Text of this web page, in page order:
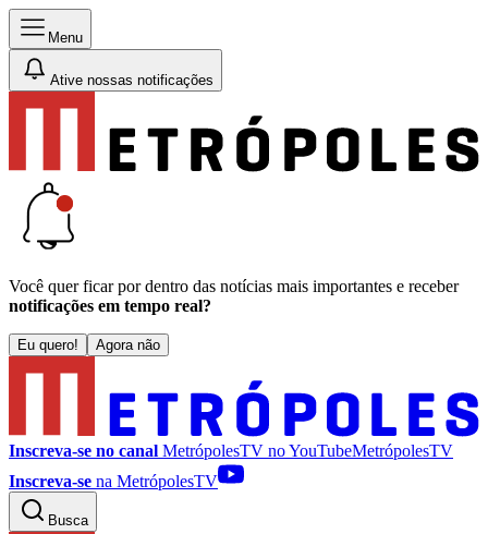
Menu
Ative nossas notificações
Você quer ficar por dentro das notícias mais importantes e receber
notificações em tempo real?
Eu quero! Agora não
Inscreva-se no canal MetrópolesTV noYouTubeMetrópolesTV
Inscreva-se na MetrópolesTV
Busca